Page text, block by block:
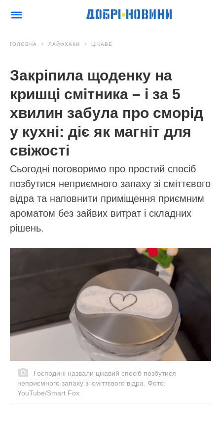
ГОЛОВНА ЛАЙФХАКИ ЦІКАВЕ
Закріпила щоденку на
кришці смітника – і за 5
хвилин забула про сморід
у кухні: діє як магніт для
свіжості
Сьогодні поговоримо про простий спосіб
позбутися неприємного запаху зі сміттєвого
відра та наповнити приміщення приємним
ароматом без зайвих витрат і складних
рішень.
Господині назвали цікавий спосіб позбутися
неприємного запаху зі сміттєвого відра. Фото:
YouTube/Smart Fox